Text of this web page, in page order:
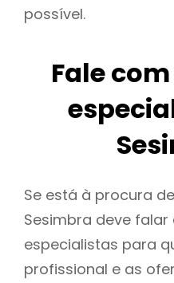
possível.
Fale
Se está à procura
Sesimbra deve
especialistas para
profissional e as